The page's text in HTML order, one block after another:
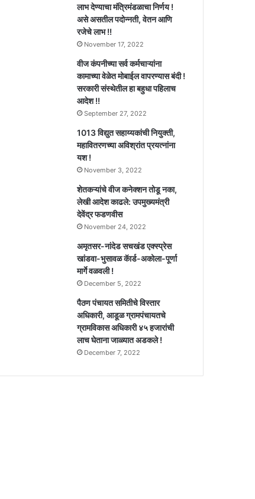
लाभ देण्याचा मंत्रिमंडळाचा निर्णय !
असे असतील पदोन्नती, वेतन आणि
रजेचे लाभ !!
November 17, 2022
वीज कंपनीच्या सर्व कर्मचाऱ्यांना
कामाच्या वेळेत मोबाईल वापरण्यास बंदी !
सरकारी संस्थेतील हा बहुधा पहिलाच
आदेश !!
September 27, 2022
1013 विद्युत सहाय्यकांची नियुक्ती,
महावितरणच्या अविश्रांत प्रयत्नांना
यश !
November 3, 2022
शेतकऱ्यांचे वीज कनेक्शन तोडू नका,
लेखी आदेश काढले: उपमुख्यमंत्री
देवेंद्र फडणवीस
November 24, 2022
अमृतसर-नांदेड सचखंड एक्स्प्रेस
खांडवा-भुसावळ कॅार्ड-अकोला-पूर्णा
मार्गे वळवली !
December 5, 2022
पैठण पंचायत समितीचे विस्तार
अधिकारी, आडूळ ग्रामपंचायतचे
ग्रामविकास अधिकारी ४५ हजारांची
लाच घेताना जाळ्यात अडकले !
December 7, 2022